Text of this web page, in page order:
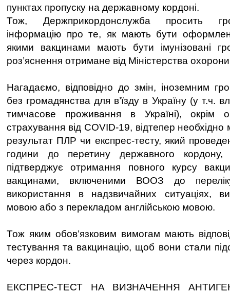
пунктах пропуску на державному кордоні.
Тож, Держприкордонслужба просить
інформацію про те, як мають бути
якими вакцинами мають бути імунізовані
роз’яснення отримане від Міністерства
Нагадаємо, відповідно до змін, іноземним
без громадянства для в’їзду в Україну (у т.ч.
тимчасове проживання в Україні), окрім
страхування від COVID-19, відтепер
результат ПЛР чи експрес-тесту, який
години до перетину державного
підтверджує отримання повного курсу
вакцинами, включеними ВООЗ до
використання в надзвичайних ситуаціях,
мовою або з перекладом англійською мовою.
Тож яким обов’язковим вимогам мають
тестування та вакцинацію, щоб вони стали
через кордон.
ЕКСПРЕС-ТЕСТ НА ВИЗНАЧЕННЯ